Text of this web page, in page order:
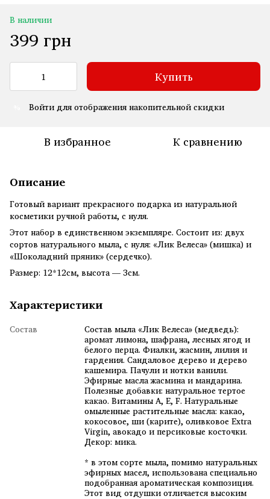
В наличии
399 грн
Купить
Войтидля отображения накопительной скидки
В избранное К сравнению
Описание
Готовый вариант прекрасного подарка из натуральной
косметики ручной работы, с нуля.
Этот набор в единственном экземпляре. Состоит из: двух
сортов натурального мыла, с нуля: «Лик Велеса» (мишка) и
«Шоколадний пряник» (сердечко).
Размер: 12*12см, высота — 3см.
Характеристики
Состав Состав мыла «Лик Велеса» (медведь):
аромат лимона, шафрана, лесных ягод и
белого перца. Фиалки, жасмин, лилия и
гардения. Сандаловое дерево и дерево
кашемира. Пачули и нотки ванили.
Эфирные масла жасмина и мандарина.
Полезные добавки: натуральное тертое
какао. Витамины A, E, F. Натуральные
омыленные растительные масла: какао,
кокосовое, ши (карите), оливковое Extra
Virgin, авокадо и персиковые косточки.
Декор: мика.
* в этом сорте мыла, помимо натуральных
эфирных масел, использована специально
подобранная ароматическая композиция.
Этот вид отдушки отличается высоким